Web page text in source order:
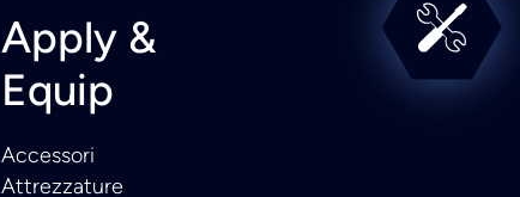
Apply &
Equip
Accessori
Attrezzature